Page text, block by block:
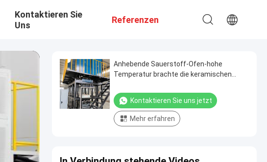
Kontaktieren Sie
Uns
Referenzen
Anhebende Sauerstoff-Ofen-hohe
Temperatur brachte die keramischen
Kontaktieren Sie uns jetzt
Mehr erfahren